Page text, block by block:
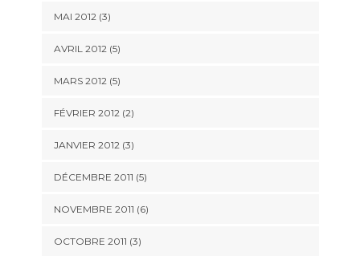
MAI 2012(3)
AVRIL 2012(5)
MARS 2012(5)
FÉVRIER 2012(2)
JANVIER 2012(3)
DÉCEMBRE 2011 (5)
NOVEMBRE 2011 (6)
OCTOBRE 2011 (3)